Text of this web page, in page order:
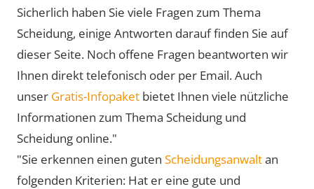
Sicherlich haben Sie viele Fragen zum Thema
Scheidung, einige Antworten darauf finden Sie auf
dieser Seite. Noch offene Fragen beantworten wir
Ihnen direkt telefonisch oder per Email. Auch
unser Gratis-Infopaket bietet Ihnen viele nützliche
Informationen zum Thema Scheidung und
Scheidung online."
"Sie erkennen einen guten Scheidungsanwaltan
folgenden Kriterien: Hat er eine gute und